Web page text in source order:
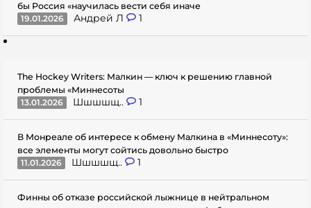
бы Россия «научилась вести себя иначе
19.01.2026
Андрей Л 1
The Hockey Writers: Малкин — ключ к решению главной
проблемы «Миннесоты
13.01.2026
Шшшшщ.. 1
В Монреале об интересе к обмену Малкина в «Миннесоту»:
все элементы могут сойтись довольно быстро
11.01.2026
Шшшшщ.. 1
Финны об отказе российской лыжнице в нейтральном